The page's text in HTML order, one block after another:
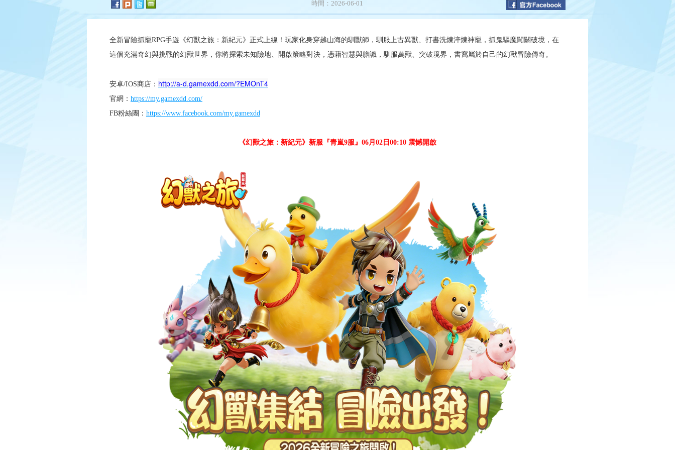
時間：2026-06-01
全新冒險抓寵RPG手遊《幻獸之旅：新紀元》正式上線！玩家化身穿越山海的馴獸師，馴服上古異獸、打書洗煉淬煉神寵，抓鬼驅魔闖關破境，在
這個充滿奇幻與挑戰的幻獸世界，你將探索未知險地、開啟策略對決，憑藉智慧與膽識，馴服萬獸、突破境界，書寫屬於自己的幻獸冒險傳奇。
安卓/IOS商店： http://a-d.gamexdd.com/?EMOnT4
官網： https://my.gamexdd.com/
FB粉絲團： https://www.facebook.com/my.gamexdd
《幻獸之旅：新紀元》新服『青嵐9服』06月02日00:10 震憾開啟